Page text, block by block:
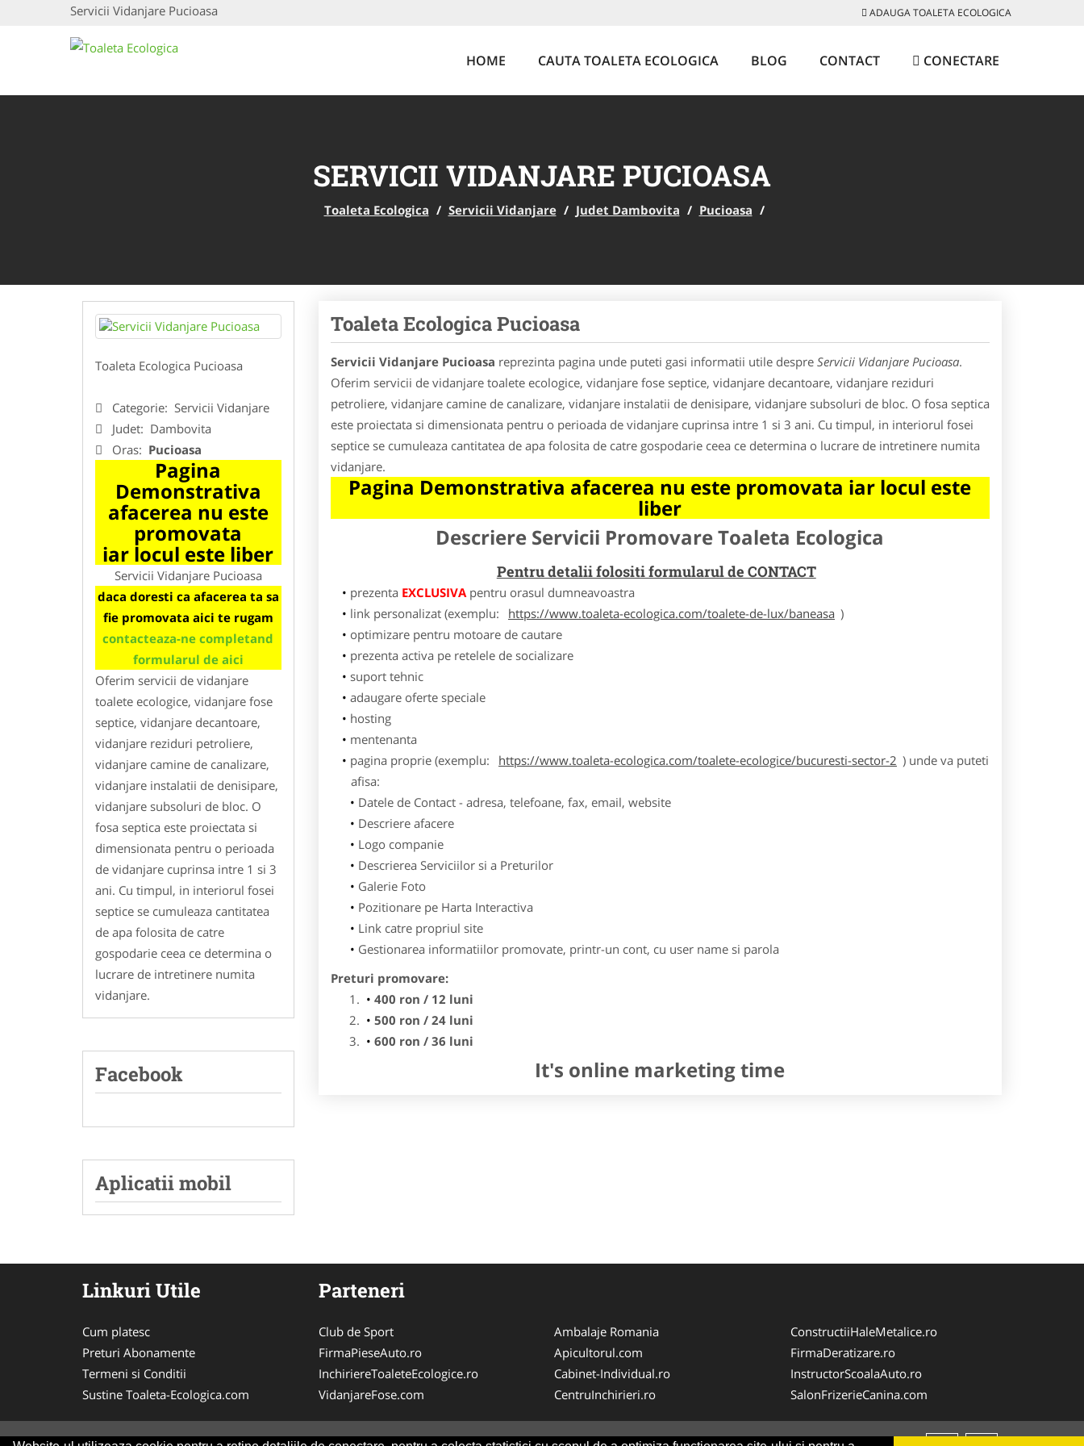
Servicii Vidanjare Pucioasa ADAUGA TOALETA ECOLOGICA
HOME CAUTA TOALETA ECOLOGICA BLOG CONTACT CONECTARE
SERVICII VIDANJARE PUCIOASA
Toaleta Ecologica / Servicii Vidanjare / Judet Dambovita / Pucioasa /
Toaleta Ecologica Pucioasa
Categorie: Servicii Vidanjare
Judet: Dambovita
Oras: Pucioasa
Pagina
Demonstrativa
afacerea nu este
promovata
iar locul este liber
Servicii Vidanjare Pucioasa
daca doresti ca afacerea ta sa
fie promovata aici te rugam
contacteaza-ne completand
formularul de aici
Oferim servicii de vidanjare
toalete ecologice, vidanjare fose
septice, vidanjare decantoare,
vidanjare reziduri petroliere,
vidanjare camine de canalizare,
vidanjare instalatii de denisipare,
vidanjare subsoluri de bloc. O
fosa septica este proiectata si
dimensionata pentru o perioada
de vidanjare cuprinsa intre 1 si 3
ani. Cu timpul, in interiorul fosei
septice se cumuleaza cantitatea
de apa folosita de catre
gospodarie ceea ce determina o
lucrare de intretinere numita
vidanjare.
Facebook
Aplicatii mobil
Toaleta Ecologica Pucioasa
Servicii Vidanjare Pucioasa reprezinta pagina unde puteti gasi informatii utile despre Servicii Vidanjare Pucioasa.
Oferim servicii de vidanjare toalete ecologice, vidanjare fose septice, vidanjare decantoare, vidanjare reziduri
petroliere, vidanjare camine de canalizare, vidanjare instalatii de denisipare, vidanjare subsoluri de bloc. O fosa septica
este proiectata si dimensionata pentru o perioada de vidanjare cuprinsa intre 1 si 3 ani. Cu timpul, in interiorul fosei
septice se cumuleaza cantitatea de apa folosita de catre gospodarie ceea ce determina o lucrare de intretinere numita
vidanjare.
Pagina Demonstrativa afacerea nu este promovata iar locul este
liber
Descriere Servicii Promovare Toaleta Ecologica
Pentru detalii folositi formularul de CONTACT
prezenta EXCLUSIVApentru orasul dumneavoastra
link personalizat (exemplu:
https://www.toaleta-ecologica.com/toalete-de-lux/baneasa )
optimizare pentru motoare de cautare
prezenta activa pe retelele de socializare
suport tehnic
adaugare oferte speciale
hosting
mentenanta
pagina proprie (exemplu:
https://www.toaleta-ecologica.com/toalete-ecologice/bucuresti-sector-2 ) unde va puteti
afisa:
Datele de Contact - adresa, telefoane, fax, email, website
Descriere afacere
Logo companie
Descrierea Serviciilor si a Preturilor
Galerie Foto
Pozitionare pe Harta Interactiva
Link catre propriul site
Gestionarea informatiilor promovate, printr-un cont, cu user name si parola
Preturi promovare:
400 ron / 12 luni
500 ron / 24 luni
600 ron / 36 luni
It's online marketing time
Linkuri Utile
Cum platesc
Preturi Abonamente
Termeni si Conditii
Sustine Toaleta-Ecologica.com
Parteneri
Club de Sport
FirmaPieseAuto.ro
InchiriereToaleteEcologice.ro
VidanjareFose.com
Ambalaje Romania
Apicultorul.com
Cabinet-Individual.ro
CentruInchirieri.ro
ConstructiiHaleMetalice.ro
FirmaDeratizare.ro
InstructorScoalaAuto.ro
SalonFrizerieCanina.com